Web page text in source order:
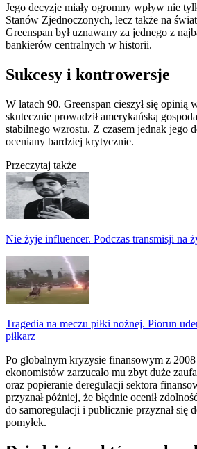
Jego decyzje miały ogromny wpływ nie
Stanów Zjednoczonych, lecz także na
Greenspan był uznawany za jednego z
bankierów centralnych w historii.
Sukcesy i kontrowersje
W latach 90. Greenspan cieszył się opinią
skutecznie prowadził amerykańską
stabilnego wzrostu. Z czasem jednak jego
oceniany bardziej krytycznie.
Przeczytaj także
Nie żyje influencer. Podczas transmisji na
Tragedia na meczu piłki nożnej. Piorun
piłkarz
Po globalnym kryzysie finansowym z
ekonomistów zarzucało mu zbyt duże
oraz popieranie deregulacji sektora
przyznał później, że błędnie ocenił
do samoregulacji i publicznie przyznał się
pomyłek.